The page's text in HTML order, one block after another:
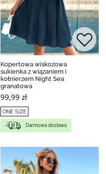
Kopertowa wiskozowa
sukienka z wiązaniem i
kołnierzem Night Sea
granatowa
99,99 zł
ONE SIZE
Darmowa dostawa